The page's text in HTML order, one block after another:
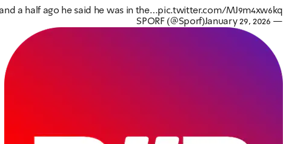
a half ago he said he was in the…pic.twitter.com/MJ9m4xw6kq
— SPORF (@Sporf)
January 29, 2026